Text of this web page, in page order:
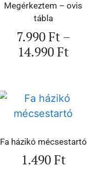
Megérkeztem – ovis
tábla
7.990Ft–
14.990Ft
Fa házikó mécsestartó
1.490Ft